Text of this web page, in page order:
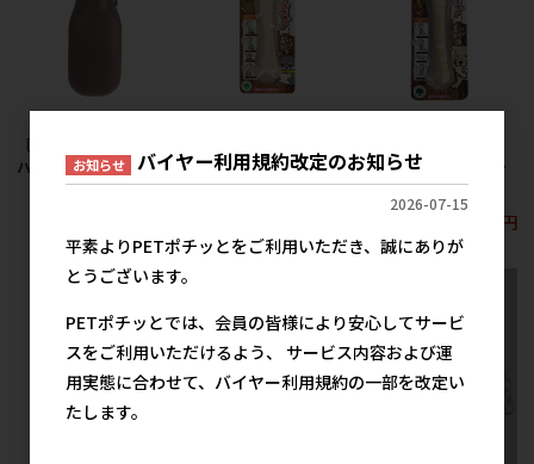
［リッチェル］お散歩
ハンディシャワー M 茶
しつけ易い満点木 ステ
ィック ミニ
しつけ易い満点木 ステ
ィック S
379円
お知らせ バイヤー利用規約改定のお知らせ
2026-07-15
平素よりPETポチッとをご利用いただき、誠にありが
とうございます。
PETポチッとでは、会員の皆様により安心してサービ
スをご利用いただけるよう、 サービス内容および運
用実態に合わせて、バイヤー利用規約の一部を改定い
たします。